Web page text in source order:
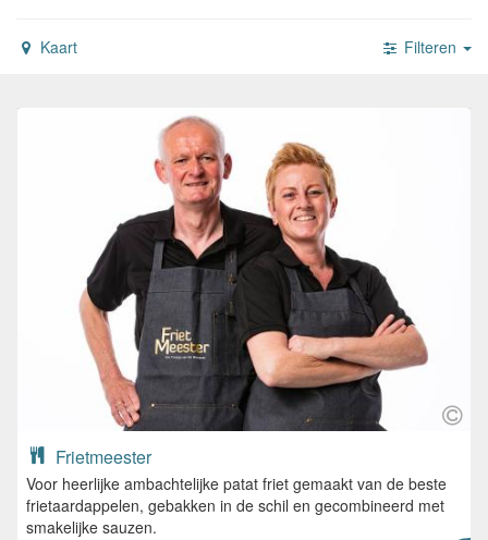
Kaart Filteren
Frietmeester
Voor heerlijke ambachtelijke patat friet gemaakt van de beste
frietaardappelen, gebakken in de schil en gecombineerd met
smakelijke sauzen.